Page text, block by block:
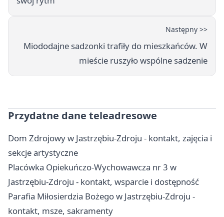
Następny >>
Miododajne sadzonki trafiły do mieszkańców. W
mieście ruszyło wspólne sadzenie
Przydatne dane teleadresowe
Dom Zdrojowy w Jastrzębiu-Zdroju - kontakt, zajęcia i
sekcje artystyczne
Placówka Opiekuńczo-Wychowawcza nr 3 w
Jastrzębiu-Zdroju - kontakt, wsparcie i dostępność
Parafia Miłosierdzia Bożego w Jastrzębiu-Zdroju -
kontakt, msze, sakramenty